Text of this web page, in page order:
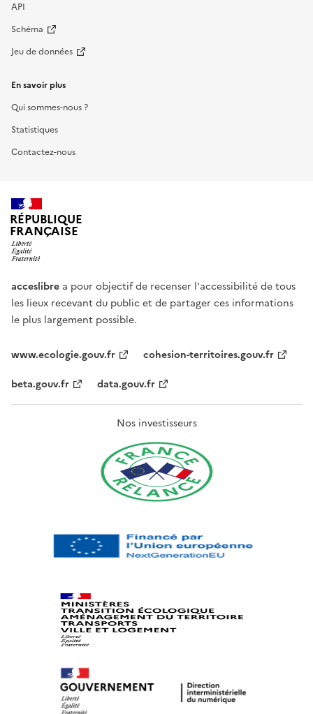
API
Schéma
Jeu de données
En savoir plus
Qui sommes-nous ?
Statistiques
Contactez-nous
RÉPUBLIQUE
FRANÇAISE
acceslibre a pour objectif de recenser l'accessibilité de tous
les lieux recevant du public et de partager ces informations
le plus largement possible.
www.ecologie.gouv.fr
cohesion-territoires.gouv.fr
beta.gouv.fr
data.gouv.fr
Nos investisseurs